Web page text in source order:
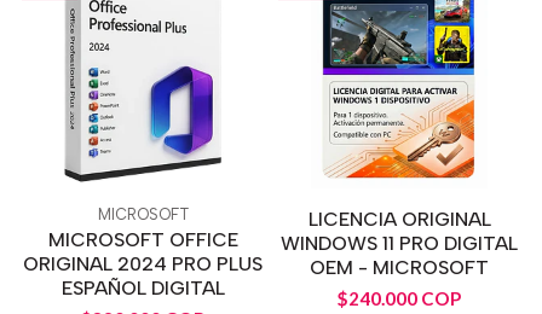
MICROSOFT
MICROSOFT OFFICE
ORIGINAL 2024 PRO PLUS
ESPAÑOL DIGITAL
LICENCIA ORIGINAL
WINDOWS 11 PRO DIGITAL
OEM - MICROSOFT
$240.000 COP